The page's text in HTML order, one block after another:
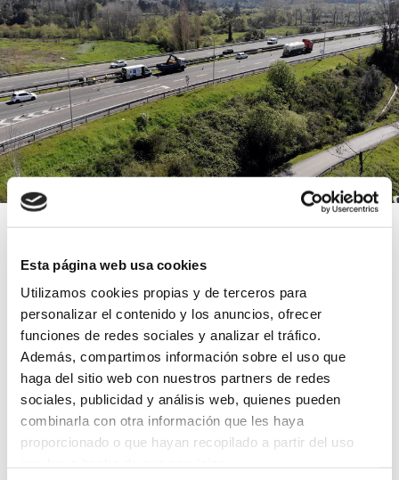
Esta página web usa cookies
Utilizamos cookies propias y de terceros para
personalizar el contenido y los anuncios, ofrecer
funciones de redes sociales y analizar el tráfico.
Además, compartimos información sobre el uso que
haga del sitio web con nuestros partners de redes
sociales, publicidad y análisis web, quienes pueden
combinarla con otra información que les haya
proporcionado o que hayan recopilado a partir del uso
GRUPO CANALIS rehabilita y
Nova (Coimbra)
Rehabilitación
Leer más